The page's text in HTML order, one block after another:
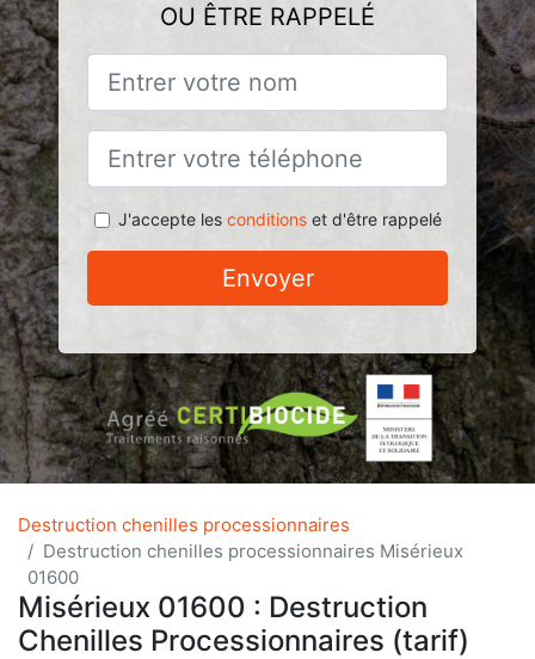
OU ÊTRE RAPPELÉ
J'accepte les conditionset d'être rappelé
Envoyer
Destruction chenilles processionnaires
Destruction chenilles processionnaires Misérieux
01600
Misérieux 01600 : Destruction
Chenilles Processionnaires (tarif)